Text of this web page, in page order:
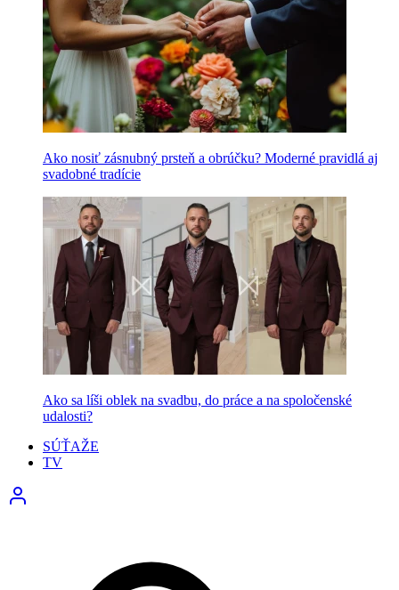
Ako nosiť zásnubný prsteň a obrúčku? Moderné pravidlá aj
svadobné tradície
Ako sa líši oblek na svadbu, do práce a na spoločenské
udalosti?
SÚŤAŽE
TV